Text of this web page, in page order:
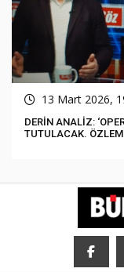
13 Mart 2026,
DERİN ANALİZ:
TUTULACAK.